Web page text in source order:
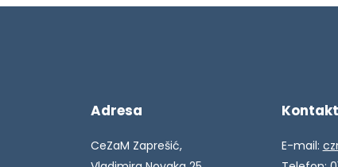
Adresa
CeZaM Zaprešić,
Kontakt
E-mail: